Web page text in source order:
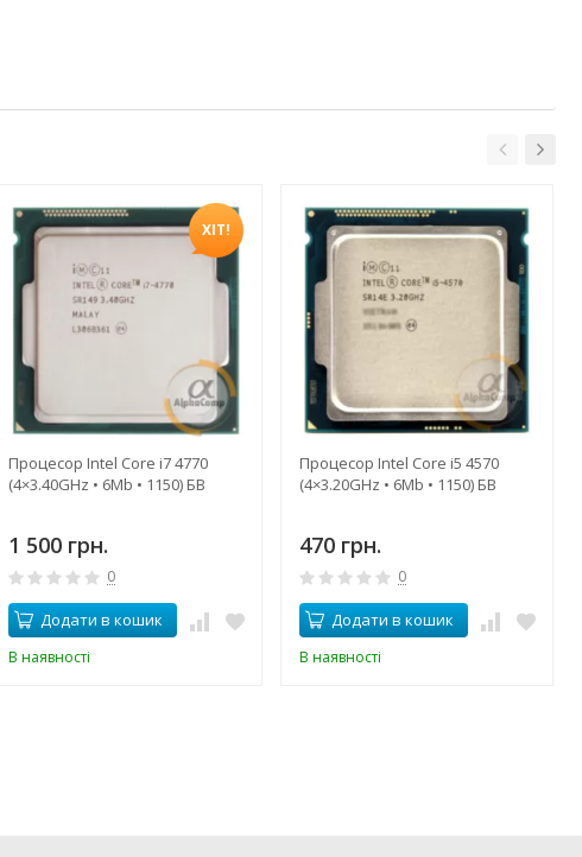
ХІТ!
Процесор Intel Core i7 4770
(4×3.40GHz • 6Mb • 1150) БВ
1 500 грн.
0
Додати в кошик
В наявності
Процесор Intel Core i5 4570
(4×3.20GHz • 6Mb • 1150) БВ
470 грн.
0
Додати в кошик
В наявності